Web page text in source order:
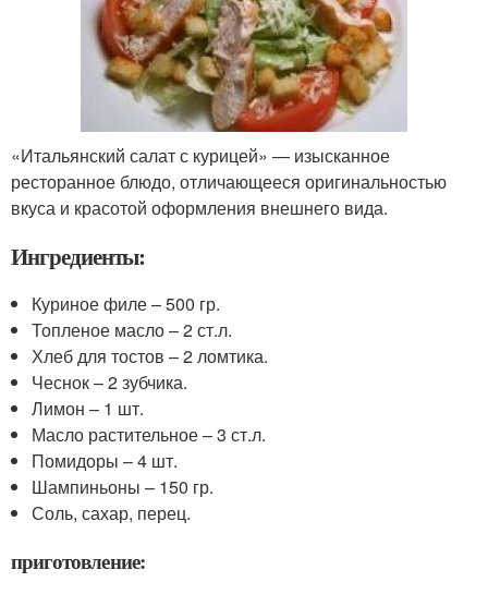
«Итальянский салат с курицей» — изысканное
ресторанное блюдо, отличающееся оригинальностью
вкуса и красотой оформления внешнего вида.
Ингредиенты:
Куриное филе – 500 гр.
Топленое масло – 2 ст.л.
Хлеб для тостов – 2 ломтика.
Чеснок – 2 зубчика.
Лимон – 1 шт.
Масло растительное – 3 ст.л.
Помидоры – 4 шт.
Шампиньоны – 150 гр.
Соль, сахар, перец.
приготовление: